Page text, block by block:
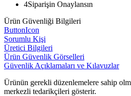
4Siparişin Onaylansın
Ürün Güvenliği Bilgileri
ButtonIcon
Sorumlu Kişi
Üretici Bilgileri
Ürün Güvenlik Görselleri
Güvenlik Açıklamaları ve Kılavuzlar
Ürünün gerekli düzenlemelere sahip
merkezli tedarikçileri gösterir.